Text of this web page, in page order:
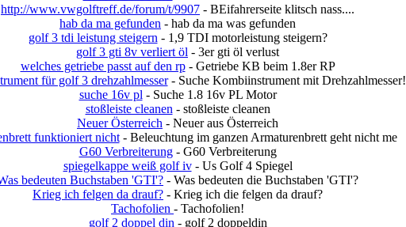
http://www.vwgolftreff.de/forum/t/9907 - BEifahrerseite klitsch nass....
hab da ma gefunden - hab da ma was gefunden
golf 3 tdi leistung steigern - 1,9 TDI motorleistung steigern?
golf 3 gti 8v verliert öl - 3er gti öl verlust
welches getriebe passt auf den rp- Getriebe KB beim 1.8er RP
für golf 3 drehzahlmesser- Suche Kombiinstrument mit Drehzahlmesser!
suche 16v pl - Suche 1.8 16v PL Motor
stoßleiste cleanen - stoßleiste cleanen
Neuer Österreich - Neuer aus Österreich
funktioniert nicht- Beleuchtung im ganzen Armaturenbrett geht nicht me
G60 Verbreiterung- G60 Verbreiterung
spiegelkappe weiß golf iv- Us Golf 4 Spiegel
bedeuten Buchstaben 'GTI'? - Was bedeuten die Buchstaben 'GTI'?
Krieg ich felgen da drauf? - Krieg ich die felgen da drauf?
Tachofolien - Tachofolien!
golf 2 doppel din - golf 2 doppeldin